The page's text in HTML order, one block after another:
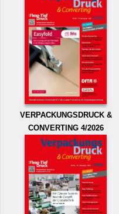
VERPACKUNGSDRUCK &
CONVERTING 4/2026